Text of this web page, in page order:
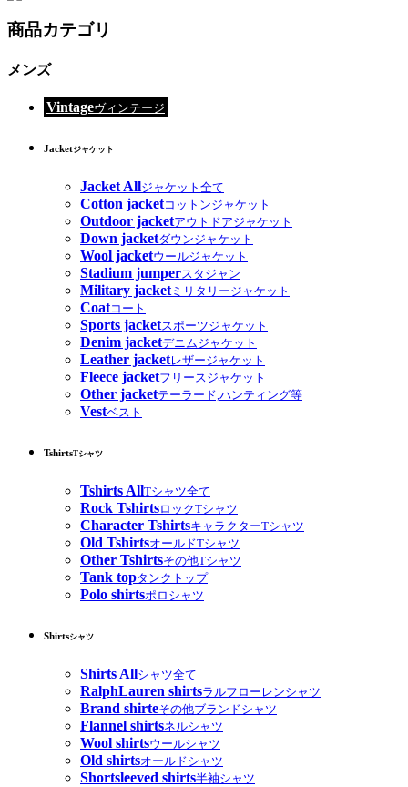
商品カテゴリ
メンズ
Vintageヴィンテージ
Jacketジャケット
Jacket Allジャケット全て
Cotton jacketコットンジャケット
Outdoor jacketアウトドアジャケット
Down jacketダウンジャケット
Wool jacketウールジャケット
Stadium jumperスタジャン
Military jacketミリタリージャケット
Coatコート
Sports jacketスポーツジャケット
Denim jacketデニムジャケット
Leather jacketレザージャケット
Fleece jacketフリースジャケット
Other jacketテーラード,ハンティング等
Vestベスト
TshirtsTシャツ
Tshirts AllTシャツ全て
Rock TshirtsロックTシャツ
Character TshirtsキャラクターTシャツ
Old TshirtsオールドTシャツ
Other Tshirtsその他Tシャツ
Tank topタンクトップ
Polo shirtsポロシャツ
Shirtsシャツ
Shirts Allシャツ全て
RalphLauren shirtsラルフローレンシャツ
Brand shirteその他ブランドシャツ
Flannel shirtsネルシャツ
Wool shirtsウールシャツ
Old shirtsオールドシャツ
Shortsleeved shirts半袖シャツ